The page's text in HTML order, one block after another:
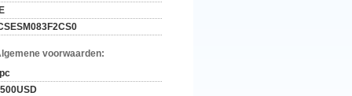
voorwaarden: